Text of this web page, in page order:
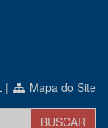
| Mapa do Site